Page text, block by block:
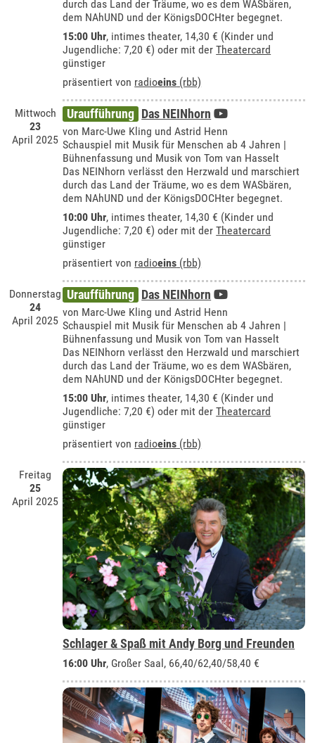
durch das Land der Träume, wo es dem WASbären,
dem NAhUND und der KönigsDOCHter begegnet.
15:00 Uhr, intimes theater, 14,30 € (Kinder und
Jugendliche: 7,20 €) oder mit derTheatercard
günstiger
präsentiert von radioeins (rbb)
Mittwoch
23
April 2025
Uraufführung Das NEINhorn
von Marc-Uwe Kling und Astrid Henn
Schauspiel mit Musik für Menschen ab 4 Jahren |
Bühnenfassung und Musik von Tom van Hasselt
Das NEINhorn verlässt den Herzwald und marschiert
durch das Land der Träume, wo es dem WASbären,
dem NAhUND und der KönigsDOCHter begegnet.
10:00 Uhr, intimes theater, 14,30 € (Kinder und
Jugendliche: 7,20 €) oder mit derTheatercard
günstiger
präsentiert von radioeins (rbb)
Donnerstag
24
April 2025
Uraufführung Das NEINhorn
von Marc-Uwe Kling und Astrid Henn
Schauspiel mit Musik für Menschen ab 4 Jahren |
Bühnenfassung und Musik von Tom van Hasselt
Das NEINhorn verlässt den Herzwald und marschiert
durch das Land der Träume, wo es dem WASbären,
dem NAhUND und der KönigsDOCHter begegnet.
15:00 Uhr, intimes theater, 14,30 € (Kinder und
Jugendliche: 7,20 €) oder mit derTheatercard
günstiger
präsentiert von radioeins (rbb)
Freitag
25
April 2025
Schlager & Spaß mit Andy Borg und Freunden
16:00 Uhr, Großer Saal, 66,40/62,40/58,40 €